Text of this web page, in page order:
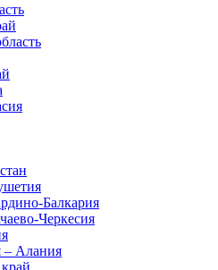
Балкария
Черкесия
– Алания